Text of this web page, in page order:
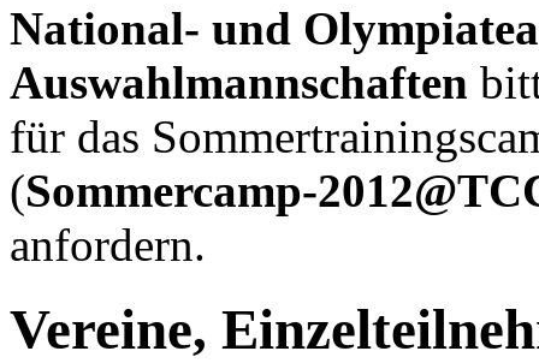
National- und
Auswahlmannschaften
für das
(Sommercamp-
anfordern.
Vereine,